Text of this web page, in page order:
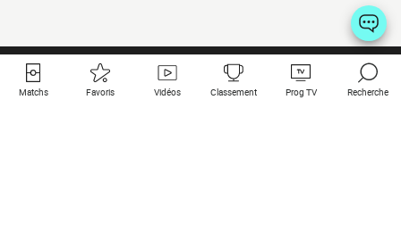
Matchs Favoris Vidéos Classement Prog TV Recherche